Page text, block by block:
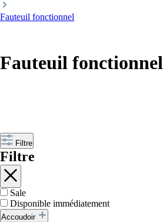
Fauteuil fonctionnel
Fauteuil fonctionnel
Filtre
Filtre
Sale
Disponible immédiatement
Accoudoir